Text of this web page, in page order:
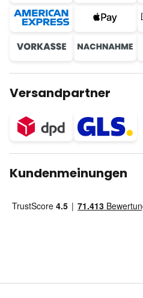
Versandpartner
Kundenmeinungen